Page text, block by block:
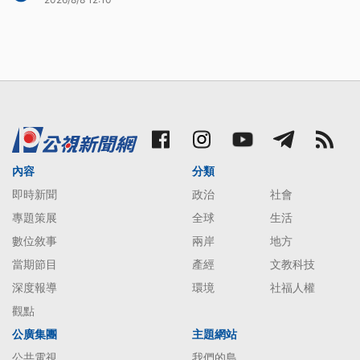
內容
即時新聞
專題策展
數位敘事
當期節目
深度報導
觀點
分類
政治
社會
全球
生活
兩岸
地方
產經
文教科技
環境
社福人權
公廣集團
主題網站